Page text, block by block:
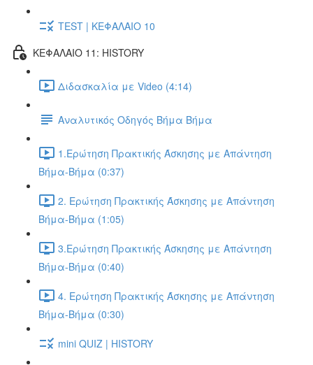
TEST | ΚΕΦΑΛΑΙΟ 10
ΚΕΦΑΛΑΙΟ 11: HISTORY
Διδασκαλία με Video (4:14)
Αναλυτικός Οδηγός Βήμα Βήμα
1.Ερώτηση Πρακτικής Άσκησης με Απάντηση
Βήμα-Βήμα (0:37)
2. Ερώτηση Πρακτικής Άσκησης με Απάντηση
Βήμα-Βήμα (1:05)
3.Ερώτηση Πρακτικής Άσκησης με Απάντηση
Βήμα-Βήμα (0:40)
4. Ερώτηση Πρακτικής Άσκησης με Απάντηση
Βήμα-Βήμα (0:30)
mini QUIZ | HISTORY